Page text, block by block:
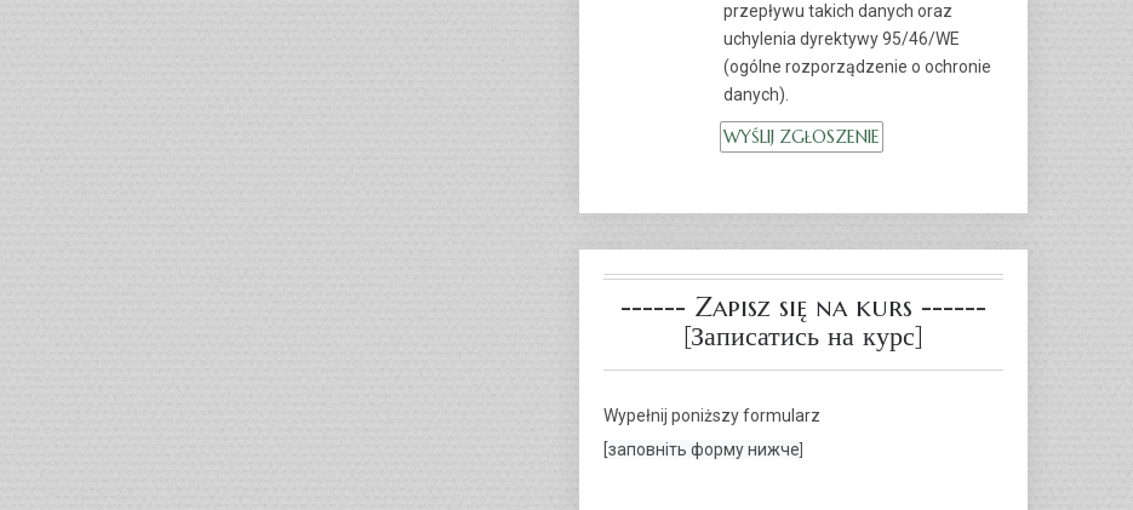
przepływu takich danych oraz
uchylenia dyrektywy 95/46/WE
(ogólne rozporządzenie o ochronie
danych).
------ Zapisz się na kurs ------
[Записатись на курс]
Wypełnij poniższy formularz
[заповніть форму нижче